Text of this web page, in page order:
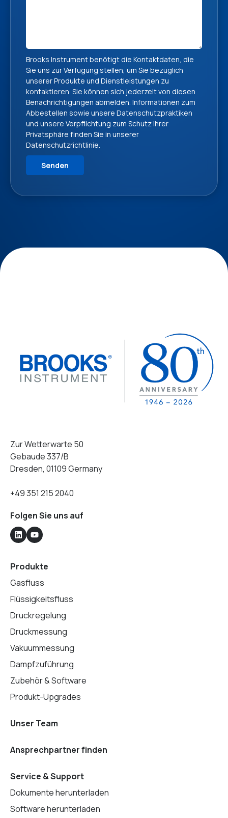
Brooks Instrument benötigt die Kontaktdaten, die
Sie uns zur Verfügung stellen, um Sie bezüglich
unserer Produkte und Dienstleistungen zu
kontaktieren. Sie können sich jederzeit von diesen
Benachrichtigungen abmelden. Informationen zum
Abbestellen sowie unsere Datenschutzpraktiken
und unsere Verpflichtung zum Schutz Ihrer
Privatsphäre finden Sie in unserer
Datenschutzrichtlinie.
Zur Wetterwarte 50
Gebaude 337/B
Dresden, 01109 Germany
+49 351 215 2040
Folgen Sie uns auf
Produkte
Gasfluss
Flüssigkeitsfluss
Druckregelung
Druckmessung
Vakuummessung
Dampfzuführung
Zubehör & Software
Produkt-Upgrades
Unser Team
Ansprechpartner finden
Service & Support
Dokumente herunterladen
Software herunterladen